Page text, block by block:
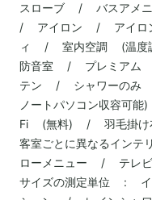
スローブ / バスアメ
/ アイロン / アイロ
ィ / 室内空調 (温
防音室 / プレミア
テン / シャワーのみ /
ノートパソコン収容
Fi (無料) / 羽毛掛け
客室ごとに異なるイ
ローメニュー / テ
サイズの測定単位 :